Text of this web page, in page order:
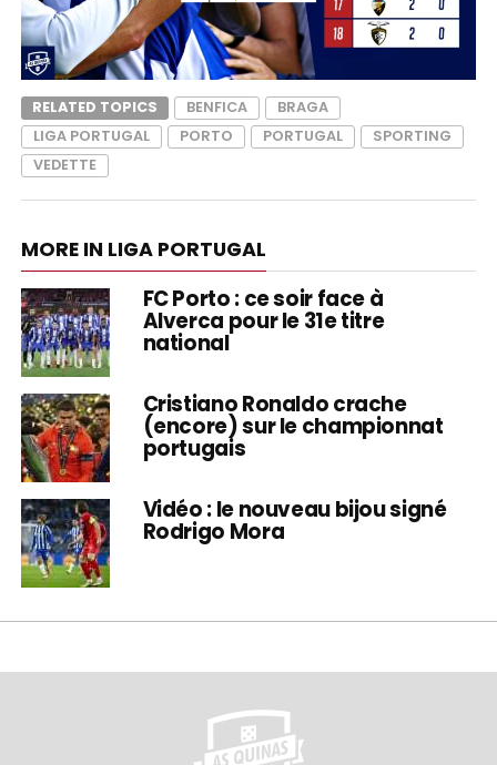
RELATED TOPICS BENFICA
BRAGA
LIGA PORTUGAL
PORTO PORTUGAL
SPORTING
VEDETTE
MORE IN LIGA PORTUGAL
FC Porto : ce soir face à
Alverca pour le 31e titre
national
Cristiano Ronaldo crache
(encore) sur le championnat
portugais
Vidéo : le nouveau bijou signé
Rodrigo Mora